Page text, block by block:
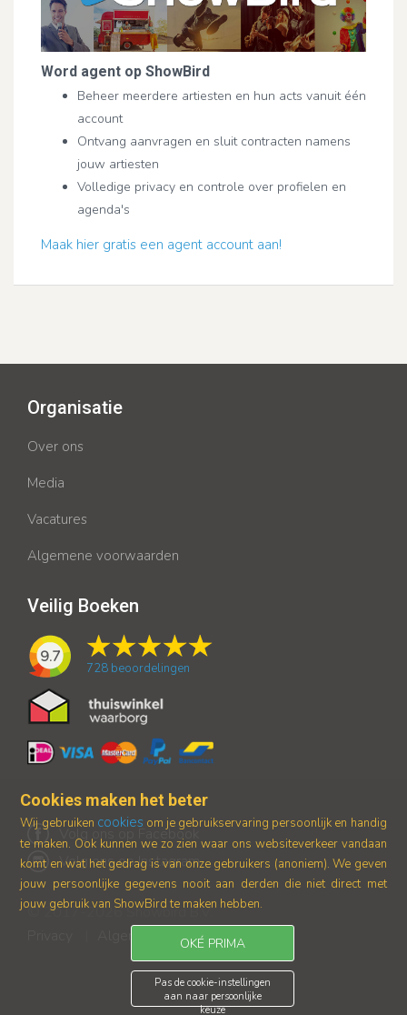
Word agent op ShowBird
Beheer meerdere artiesten en hun acts vanuit één
account
Ontvang aanvragen en sluit contracten namens
jouw artiesten
Volledige privacy en controle over profielen en
agenda's
Maak hier gratis een agent account aan!
Organisatie
Over ons
Media
Vacatures
Algemene voorwaarden
Veilig Boeken
9.7
728 beoordelingen
© 2017-2026 Showbird B.V.
Algemene voorwaarden
Volg ons op Facebook
Volg ons op Instagram
Cookies maken het beter
Wij gebruiken cookies om je gebruikservaring persoonlijk en handig
te maken. Ook kunnen we zo zien waar ons websiteverkeer vandaan
komt en wat het gedrag is van onze gebruikers (anoniem). We geven
jouw persoonlijke gegevens nooit aan derden die niet direct met
jouw gebruik van ShowBird te maken hebben.
OKÉ PRIMA
Pas de cookie-instellingen
aan naar persoonlijke
keuze